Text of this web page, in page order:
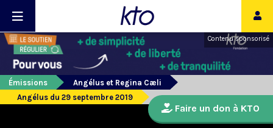
Contenu sponsorisé
Émissions
Angélus et Regina Cæli
Angélus du 29 septembre 2019
Faire un don à KTO